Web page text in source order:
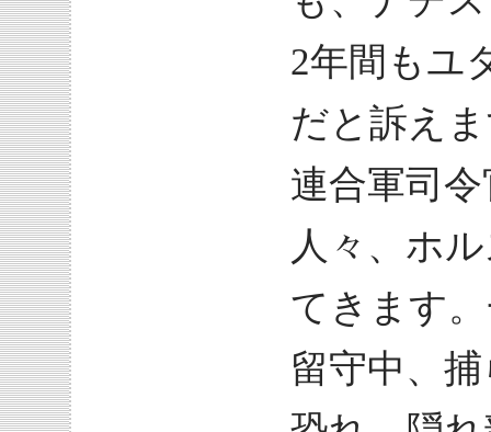
2年間もユ
だと訴え
連合軍司
人々、ホ
てきます
留守中、